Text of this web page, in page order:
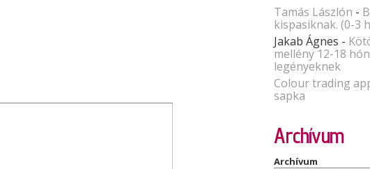
Tamás Lászlón -
kispasiknak. (0-3
Jakab Ágnes -
mellény 12-18
legényeknek
Colour trading
sapka
Archívum
Archívum